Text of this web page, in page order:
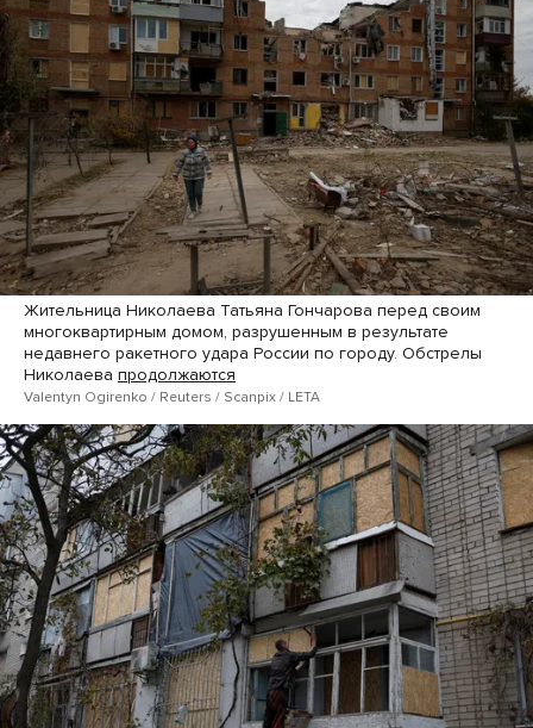
Жительница Николаева Татьяна Гончарова перед своим
многоквартирным домом, разрушенным в результате
недавнего ракетного удара России по городу. Обстрелы
Николаева продолжаются
Valentyn Ogirenko / Reuters / Scanpix / LETA